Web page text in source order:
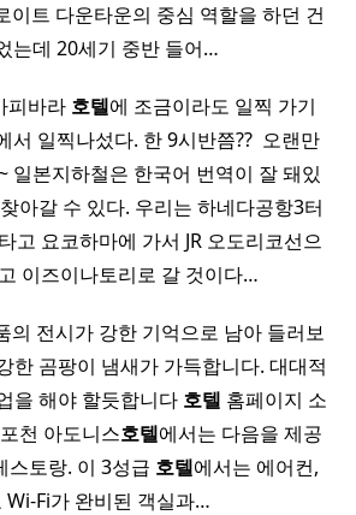
이트 다운타운의 중심 역할을 하던 건
는데 20세기 중반 들어…
피바라 호텔에 조금이라도 일찍 가기
서 일찍나섰다. 한 9시반쯤?? ​ 오랜만
일본지하철은 한국어 번역이 잘 돼있
아갈 수 있다. 우리는 하네다공항3터
고 요코하마에 가서 JR 오도리코선으
이즈이나토리로 갈 것이다…
의 전시가 강한 기억으로 남아 들러보
한 곰팡이 냄새가 가득합니다. 대대적
을 해야 할듯합니다 호텔 홈페이지 소
천 아도니스호텔에서는 다음을 제공
스토랑. 이 3성급 호텔에서는 에어컨,
Wi-Fi가 완비된 객실과…